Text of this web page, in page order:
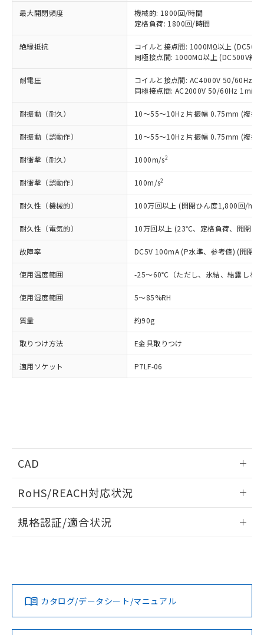
最大開閉頻度
機械的: 1800回/時間
定格負荷: 1800回/時間
絶縁抵抗
コイルと接点間: 1000MΩ以上
同極接点間: 1000MΩ以上 (DC500V絶
耐電圧
コイルと接点間: AC4000V 50/60Hz
同極接点間: AC2000V 50/60Hz 1min
耐振動（耐久） 10～55～10Hz 片振幅 0.75mm (複振
耐振動（誤動作） 10～55～10Hz 片振幅 0.75mm (複振
耐衝撃（耐久） 1000m/s2
耐衝撃（誤動作） 100m/s2
耐久性（機械的） 100万回以上 (開閉ひん度1,800回/h)
耐久性（電気的） 10万回以上 (23℃、定格負荷、開閉ひ
故障率 DC5V 100mA (P水準、参考値) (開閉
使用温度範囲 -25～60℃（ただし、氷結、結露しな
使用湿度範囲 5～85%RH
質量 約90g
取りつけ方法 E金具取りつけ
適用ソケット P7LF-06
CAD
ドすることができます。
ログイン/会員登録
ダウンロードデータをご利用いただく前に、以下を必ずお読
みください。
ソフトウェアの使用条件
RoHS/REACH対応状況
EU RoHS 注意事項・凡例
対応済み
規格認証/適合状況
カタログ/データシート/マニュアル
以下の条件をお読みいただき、同意のうえ
ご利用ください。
本サービスは、当社制御機器事業取扱
商品の当社在庫状況および標準価格
(税抜)を提供させていただくもので
当社制御機器事業取扱商品の中には、
本サービスの対象外となる商品もある
ことをご了承ください。
在庫状況および標準価格照会結果は、
記載している更新日時点での社内デー
タに基づき作成されるものであり、閲
覧された時点での実際の在庫および標
準価格とは異なる場合があることをご
正式な納期状況および標準価格はお客
様のお取引先、またはお客様担当のオ
ムロン制御機器販売店・当社販売員に
ご相談ください。
オムロン制御機器販売店や当社販売拠
販売ネットワーク
」をご確認
在庫状況および標準価格結果を当社の
事前の承諾なく第三者に漏洩または開
マイパーツ機能（部品リスト作成サー
ビス）をご利用いただくには、I-Web
お客様が当ウェブサイト上で当社にご
※当社の共同利用者とは、"個人情報
用者の範囲」に記載されている法人を
指します。
非含有に非対応の商品で、対応品を出す予
調査・確認中：EU RoHS指令（10物質）の
非含有の対応状況を調査中または確認中の
害物質有無と関係のない商品です。
仕入先様の事情により、非含有部品として
いたものが、含有品と判明した場合などや
むを得ず変更することがあります。
*EU RoHS指令（10物質）：
鉛(Pb) 1000ppm以下、 水銀(Hg) 1000ppm以下、 カド
ミウム(Cd) 100ppm以下、
六価クロム(Cr(Ⅵ)) 1000ppm以下、ポリ臭化ビフェニル
類(PBB) 1000ppm以下、ポリ臭化ジフェニルエーテル類
(PBDE) 1000ppm以下、フタル酸ビス(2-エチルヘキシ
ル) (DEHP)(別名：DOP) 1000ppm以下、フタル酸ブチ
ルベンジル（BBP） 1000ppm以下、フタル酸ジブチル
（DBP） 1000ppm以下、フタル酸ジイソブチル
(DIBP) 1000ppm以下
但し、RoHS指令で産業用監視および制御機器に対する
フタル酸エステル類の４物質については閾値を超える意
図的な使用がないことを確認しています。
※2 対応予定月
部品在庫の切り替え状況などにより、予定
月が前後することがあります。
EU RoHS指令（10物質）の非含有証明書
ものではありません。
また、RoHS指令のフタル酸エステル類４
物質の対応では、対応完了までの期間は出
荷製品に未対応品が混在することから備考
り、2022年1月12日より割愛しておりま
※1 中国RoHS○×表
「○」：最大均質材料含有率が中国RoHSの
基準値以下であることを示します。
「×」：最大均質材料含有率が中国RoHSの
基準値を超えていることを示します。
「－」：未確認です。当社販売部門へお問
い合わせください。
*中国RoHS10物質の基準値 (GB/T26572)：
Pb(鉛) :1000ppm、 Hg(水銀) : 1000ppm、 Cd(カドミウ
Cr(Ⅵ)(六価クロム) : 1000ppm、 PBBs(ポリ臭化ビフェ
ニル類) : 1000ppm、 PBDEs(ポリ臭化ジフェニルエーテ
ル類) : 1000ppm、
DBP(フタル酸ジブチル) : 1000ppm、 DIBP(フタル酸ジ
イソブチル) : 1000ppm、 BBP(フタル酸ブチルベンジ
ル) : 1000ppm、
DEHP(フタル酸ビス(2-エチルヘキシル)) : 1000ppm
※2 環境保護使用期限
「ｅ」：有害物質（10物質）のすべてが基
準値以下であることを示します。
「10」：通常の使用状況下において有害物
質が外部に漏えいし、環境に深刻な影響を
及ぼさない年数を意味します。
「－」：未確認です。当社販売部門へお問
い合わせください。
当社は、これら貴社製品のうち、外国
為替および外国貿易法に定める商品
（以下｢規制貨物等」という）を輸出
または国外への提供する場合は、日本
国政府の輸出許可(または役務取引許
可)を取得するなどの必要な手続きを
とります。
当社は規制貨物を破棄する場合は、完
全に破砕するなど、違法に輸出されな
いよう必要な手段を講じます。
当社は貴社製品を、核兵器、ミサイ
ル、化学兵器、生物兵器またはその他
武器並びにこれらの製造装置等に一切
使用いたしません。
当社は、貴社製品を第三者に販売する
場合は、上記1、2および3の内容を当
該第三者に通知します。また当社は、
販売先および販売に係わる関係者が違
法に輸出するおそれがある場合は、取
り引きをいたしません。
号
一定数以上の在庫あり
一定数には満たないが在庫あり
在庫なし(最新の在庫状況につ
いては、お客様のお取引先、ま
たはお客様担当のオムロン制御
機器販売店・当社販売員にご確
白
受注生産機種、また在庫状況の
情報を公開していない機種